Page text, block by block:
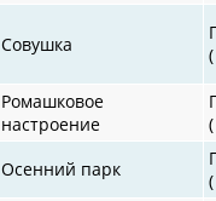
Совушка
Ромашковое
настроение
Осенний парк